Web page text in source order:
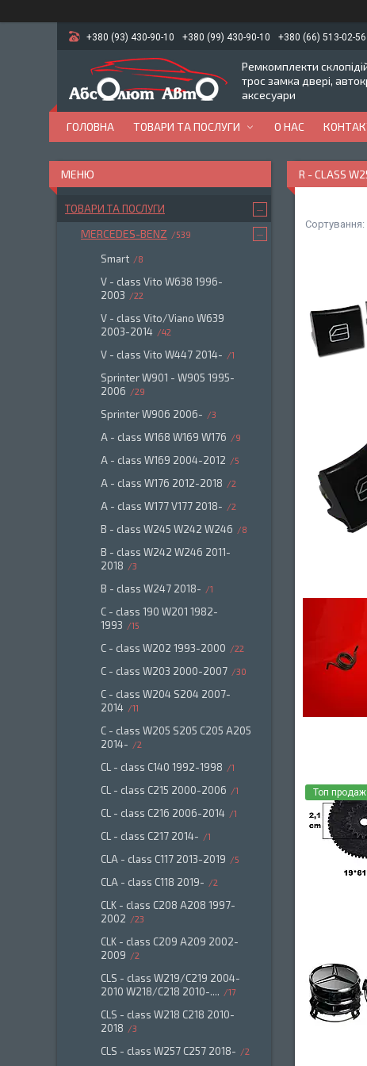
+380 (93) 430-90-10 +380 (99) 430-90-10 +380 (66) 513-02-56
Ремкомплекти
трос замка двері,
аксесуари
ГОЛОВНА ТОВАРИ ТА ПОСЛУГИ О НАС
R - CLASS
Топ продаж
ТОВАРИ ТА ПОСЛУГИ
MERCEDES-BENZ 539
Smart 8
V - class Vito W638 1996-
2003
22
V - class Vito/Viano W639
2003-2014
42
V - class Vito W447 2014- 1
Sprinter W901 - W905 1995-
2006
29
Sprinter W906 2006- 3
A - class W168 W169 W176 9
A - class W169 2004-2012 5
A - class W176 2012-2018 2
A - class W177 V177 2018- 2
B - class W245 W242 W246 8
B - class W242 W246 2011-
2018
3
B - class W247 2018- 1
C - class 190 W201 1982-
1993
15
C - class W202 1993-2000 22
C - class W203 2000-2007 30
C - class W204 S204 2007-
2014
11
C - class W205 S205 C205 A205
2014-
2
CL - class C140 1992-1998 1
CL - class C215 2000-2006 1
CL - class C216 2006-2014 1
CL - class C217 2014- 1
CLA - class C117 2013-2019 5
CLA - class C118 2019- 2
CLK - class C208 A208 1997-
2002
23
CLK - class C209 A209 2002-
2009
2
CLS - class W219/C219 2004-
2010 W218/C218 2010-....
17
CLS - class W218 C218 2010-
2018
3
CLS - class W257 C257 2018- 2